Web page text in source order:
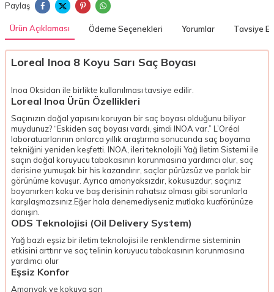
Paylaş
Ürün Açıklaması Ödeme Seçenekleri Yorumlar Tavsiye Et
Loreal Inoa 8 Koyu Sarı Saç Boyası
Inoa Oksidan ile birlikte kullanılması tavsiye edilir.
Loreal Inoa Ürün Özellikleri
Saçınızın doğal yapısını koruyan bir saç boyası olduğunu biliyor
muydunuz? “Eskiden saç boyası vardı, şimdi INOA var.” L’Oréal
laboratuarlarının onlarca yıllık araştırma sonucunda saç boyama
tekniğini yeniden keşfetti. INOA, ileri teknolojili Yağ İletim Sistemi ile
saçın doğal koruyucu tabakasının korunmasına yardımcı olur, saç
derisine yumuşak bir his kazandırır, saçlar pürüzsüz ve parlak bir
görünüme kavuşur. Ayrıca amonyaksızdır, kokusuzdur; saçınız
boyanırken koku ve baş derisinin rahatsız olması gibi sorunlarla
karşılaşmazsınız.Eğer hala denemediyseniz mutlaka kuaförünüze
danışın.
ODS Teknolojisi (Oil Delivery System)
Yağ bazlı eşsiz bir iletim teknolojisi ile renklendirme sisteminin
etkisini arttırır ve saç telinin koruyucu tabakasının korunmasına
yardımcı olur
Eşsiz Konfor
Amonyak ve kokuya son